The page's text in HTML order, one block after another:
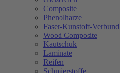
Composite
Phenolharze
Faser-Kunstoff-Verbund
Wood Composite
Kautschuk
Laminate
Reifen
Schmierstoffe